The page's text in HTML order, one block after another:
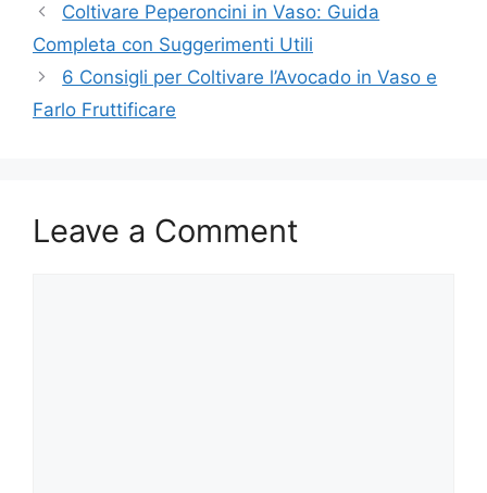
Coltivare Peperoncini in Vaso: Guida
Completa con Suggerimenti Utili
6 Consigli per Coltivare l’Avocado in Vaso e
Farlo Fruttificare
Leave a Comment